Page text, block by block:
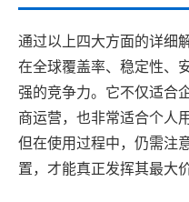
通过以上四大方面的详细
在全球覆盖率、稳定性、
强的竞争力。它不仅适合
商运营，也非常适合个人
但在使用过程中，仍需注
置，才能真正发挥其最大价